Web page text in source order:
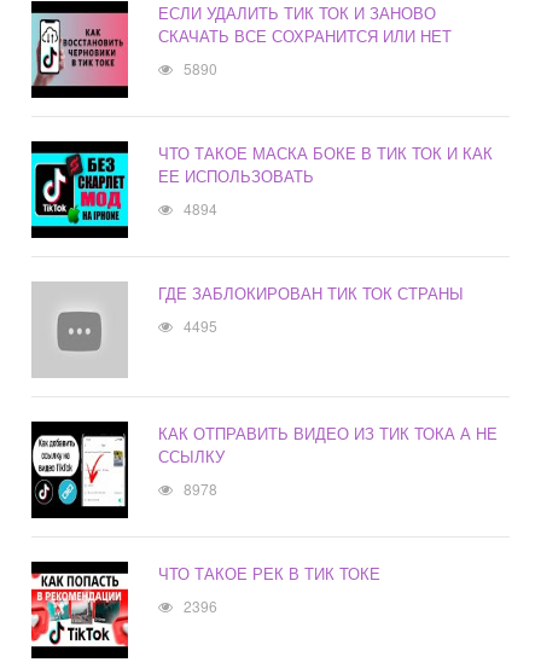
ЕСЛИ УДАЛИТЬ ТИК ТОК И ЗАНОВО
СКАЧАТЬ ВСЕ СОХРАНИТСЯ ИЛИ НЕТ
5890
ЧТО ТАКОЕ МАСКА БОКЕ В ТИК ТОК И КАК
ЕЕ ИСПОЛЬЗОВАТЬ
4894
ГДЕ ЗАБЛОКИРОВАН ТИК ТОК СТРАНЫ
4495
КАК ОТПРАВИТЬ ВИДЕО ИЗ ТИК ТОКА А НЕ
ССЫЛКУ
8978
ЧТО ТАКОЕ РЕК В ТИК ТОКЕ
2396